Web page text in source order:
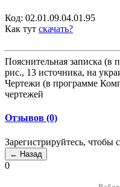
Код: 02.01.09.04.01.95
Как тут скачать?
Пояснительная записка (в
рис., 13 источника, на
Чертежи (в программе
чертежей
Отзывов (0)
Зарегистрируйтесь, чтобы
0